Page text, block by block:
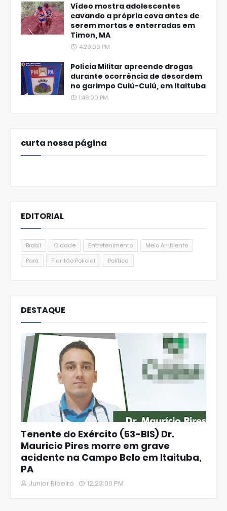
Vídeo mostra adolescentes
cavando a própria cova antes de
serem mortas e enterradas em
Timon, MA
4:29:00 PM
Polícia Militar apreende drogas
durante ocorrência de desordem
no garimpo Cuiú-Cuiú, em Itaituba
1:46:00 PM
curta nossa página
EDITORIAL
Brasil Cidade Entretenimento
Meio Ambiente
Pará
Plantão Policial Política
DESTAQUE
Tenente do Exército (53-BIS) Dr.
Mauricio Pires morre em grave
acidente na Campo Belo em Itaituba,
PA
Junior Ribeiro 12:23:00 PM